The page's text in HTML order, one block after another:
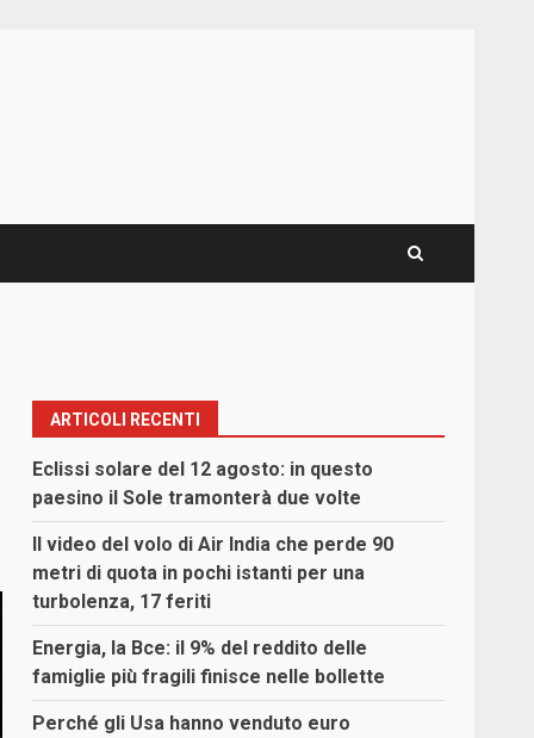
ARTICOLI RECENTI
Eclissi solare del 12 agosto: in questo
paesino il Sole tramonterà due volte
Il video del volo di Air India che perde 90
metri di quota in pochi istanti per una
turbolenza, 17 feriti
Energia, la Bce: il 9% del reddito delle
famiglie più fragili finisce nelle bollette
Perché gli Usa hanno venduto euro